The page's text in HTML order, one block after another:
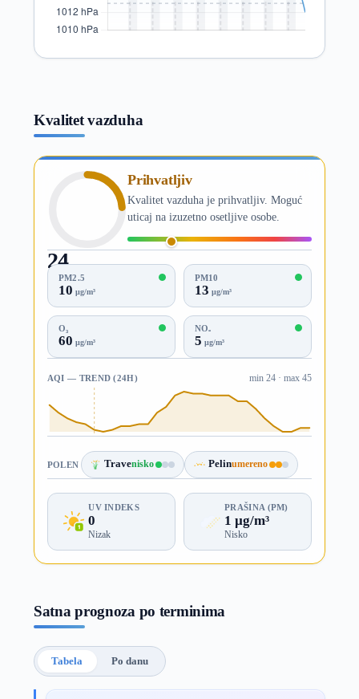
Kvalitet vazduha
24
AQI
Prihvatljiv
Kvalitet vazduha je prihvatljiv. Moguć
uticaj na izuzetno osetljive osobe.
PM2.5
10 µg/m³
PM10
13 µg/m³
O₃
60 µg/m³
NO₂
5 µg/m³
AQI — TREND (24H) min 24 · max 45
POLEN Travenisko Pelinumereno
UV INDEKS
0
Nizak
PRAŠINA (PM)
1 µg/m³
Nisko
Satna prognoza po terminima
Tabela Po danu